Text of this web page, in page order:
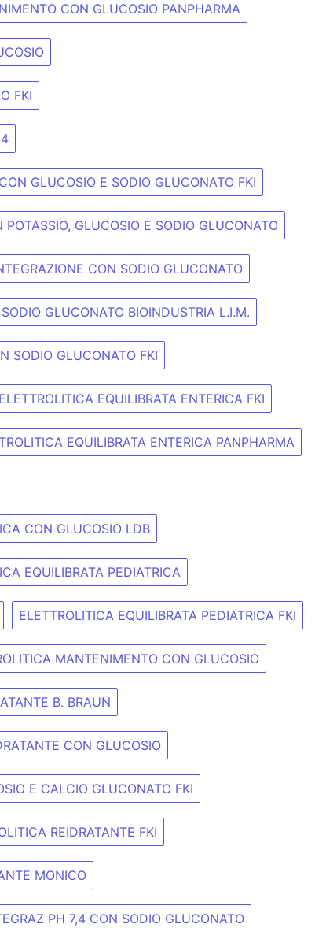
CON GLUCOSIO PANPHARMA
FKI
GLUCOSIO E SODIO GLUCONATO FKI
GLUCOSIO E SODIO GLUCONATO
CON SODIO GLUCONATO
GLUCONATO BIOINDUSTRIA L.I.M.
SODIO GLUCONATO FKI
ELETTROLITICA EQUILIBRATA ENTERICA FKI
EQUILIBRATA ENTERICA PANPHARMA
CON GLUCOSIO LDB
EQUILIBRATA PEDIATRICA
ELETTROLITICA EQUILIBRATA PEDIATRICA FKI
MANTENIMENTO CON GLUCOSIO
B. BRAUN
CON GLUCOSIO
E CALCIO GLUCONATO FKI
REIDRATANTE FKI
MONICO
PH 7,4 CON SODIO GLUCONATO